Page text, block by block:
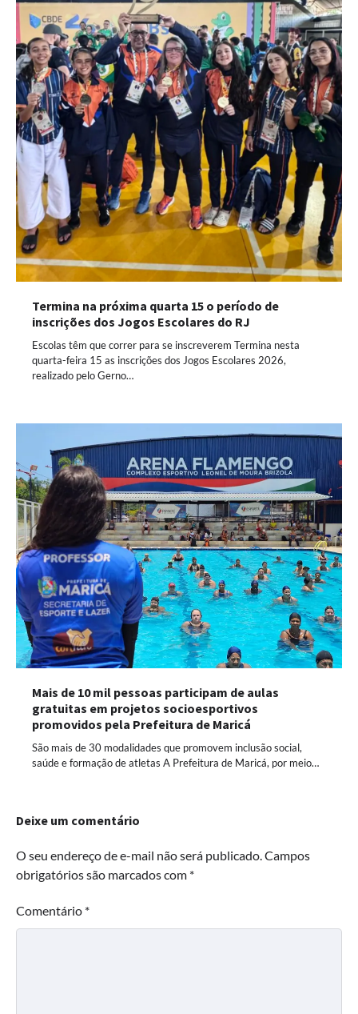
Termina na próxima quarta 15 o período de
inscrições dos Jogos Escolares do RJ
Escolas têm que correr para se inscreverem Termina nesta
quarta-feira 15 as inscrições dos Jogos Escolares 2026,
realizado pelo Gerno…
Mais de 10 mil pessoas participam de aulas
gratuitas em projetos socioesportivos
promovidos pela Prefeitura de Maricá
São mais de 30 modalidades que promovem inclusão social,
saúde e formação de atletas A Prefeitura de Maricá, por meio…
Deixe um comentário
O seu endereço de e-mail não será publicado.Campos
obrigatórios são marcados com *
Comentário *